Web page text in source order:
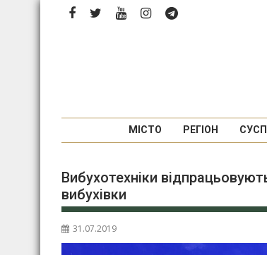
Перейти
МІСТО РЕГІОН
Вибухотехніки
вибухівки
31.07.2019